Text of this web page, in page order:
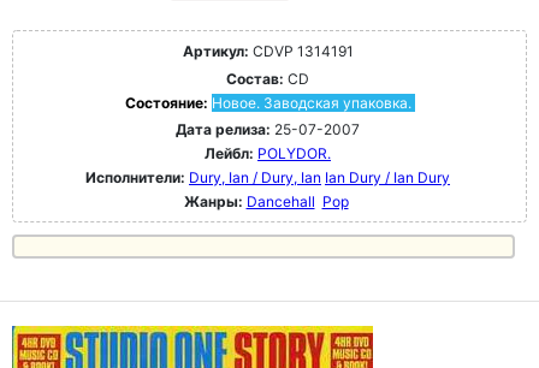
Артикул: CDVP 1314191
Состав: CD
Состояние: Новое. Заводская упаковка.
Дата релиза: 25-07-2007
Лейбл: POLYDOR.
Исполнители: Dury, Ian / Dury, Ian Ian Dury / Ian Dury
Жанры: Dancehall Pop